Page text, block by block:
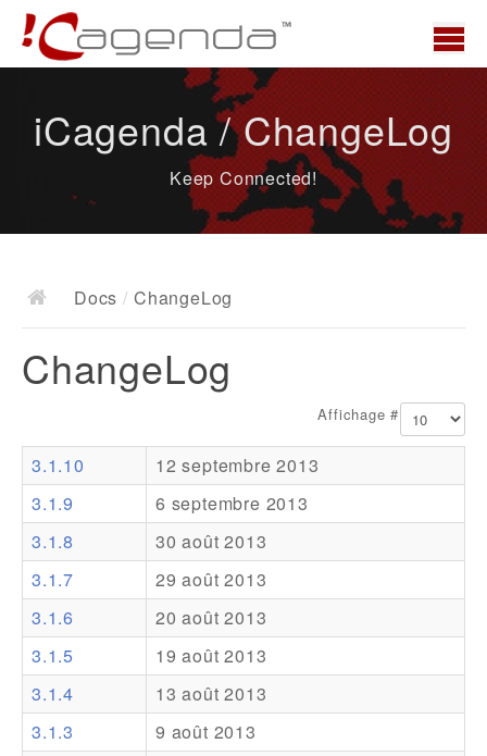
News
Docs
Documentation
Ressources
Addons
Theme Packs
Translation Packs
Support
Forum
Support Pro
iCagenda / ChangeLog
Keep Connected!
Docs / ChangeLog
ChangeLog
Affichage #
3.1.10
12 septembre 2013
3.1.9
6 septembre 2013
3.1.8
30 août 2013
3.1.7
29 août 2013
3.1.6
20 août 2013
3.1.5
19 août 2013
3.1.4
13 août 2013
3.1.3
9 août 2013